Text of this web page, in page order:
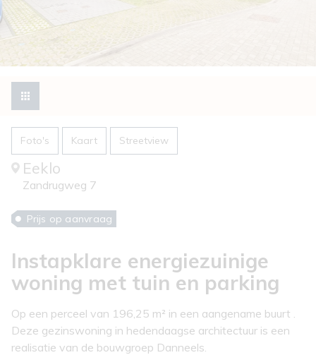
Instapklare energiezuinige
woning met tuin en parking
Eeklo
Zandrugweg 7
Prijs op aanvraag
Foto's Kaart Streetview
Op een perceel van 196,25 m² in een aangename buurt .
Deze gezinswoning in hedendaagse architectuur is een
realisatie van de bouwgroep Danneels.